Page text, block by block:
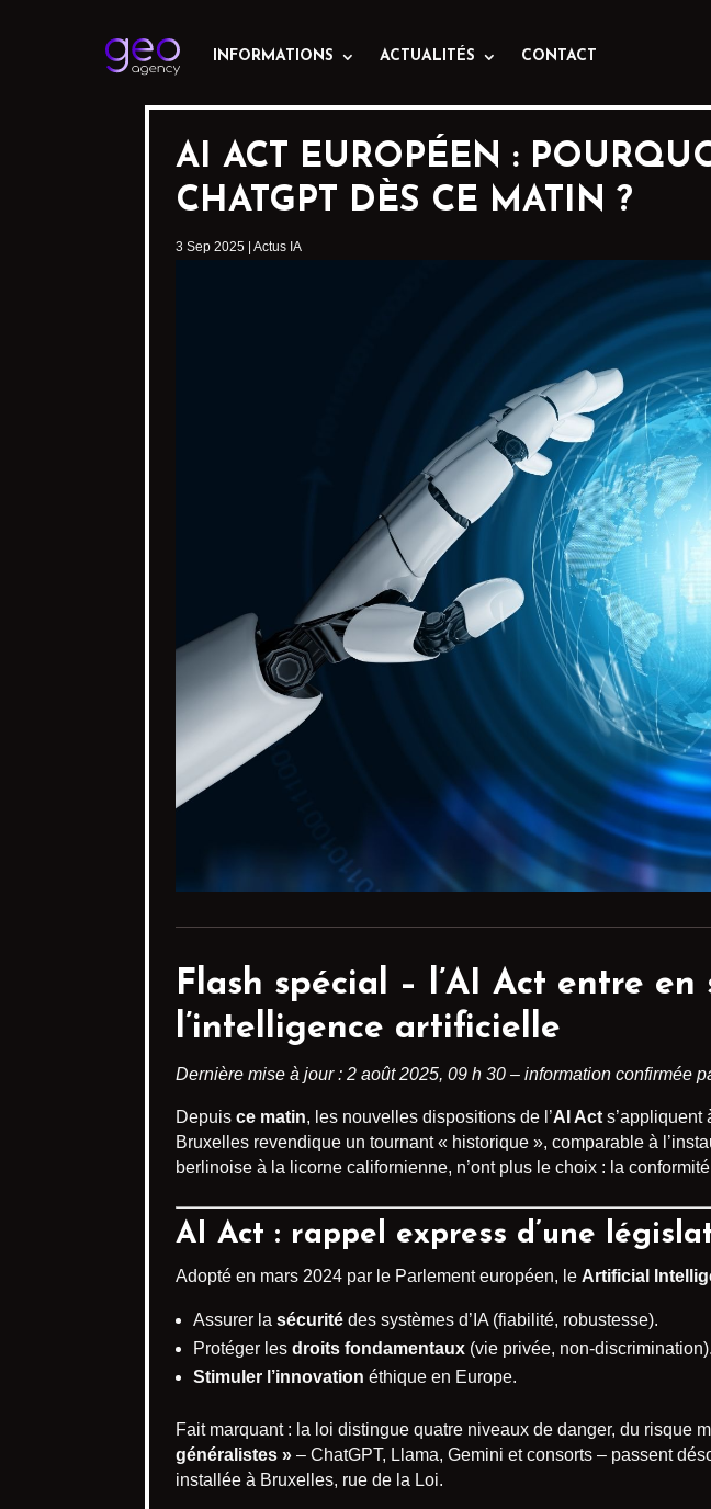
INFORMATIONS ACTUALITÉS CONTACT
AI ACT EUROPÉEN :
CHATGPT DÈS CE MATIN ?
3 Sep 2025 Actus IA
Flash spécial – l’AI Act entre en
l’intelligence artificielle
Dernière mise à jour : 2 août 2025, 09 h 30 – information confirmée
Depuis ce matin, les nouvelles dispositions de l’AI Act s’appliquent
Bruxelles revendique un tournant « historique », comparable à
berlinoise à la licorne californienne, n’ont plus le choix : la
AI Act : rappel express d’une
Adopté en mars 2024 par le Parlement européen, le Artificial
Assurer la sécurité des systèmes d’IA (fiabilité, robustesse).
Protéger les droits fondamentaux (vie privée, non-discrimination).
Stimuler l’innovation éthique en Europe.
Fait marquant : la loi distingue quatre niveaux de danger, du risque
généralistes » – ChatGPT, Llama, Gemini et consorts – passent
installée à Bruxelles, rue de la Loi.